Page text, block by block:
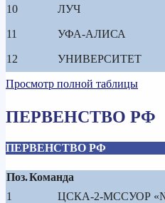
10 ЛУЧ
11 УФА-АЛИСА
12 УНИВЕРСИТЕТ
Просмотр полной таблицы
ПЕРВЕНСТВО РФ
ПЕРВЕНСТВО РФ
Поз.Команда
1
ЦСКА-2-МССУОР